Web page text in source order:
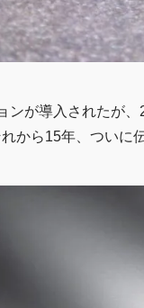
ンが導入されたが
から15年、ついに